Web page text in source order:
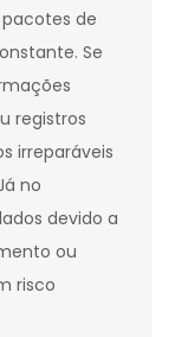
de
Se
registros
irreparáveis
no
devido a
ou
risco